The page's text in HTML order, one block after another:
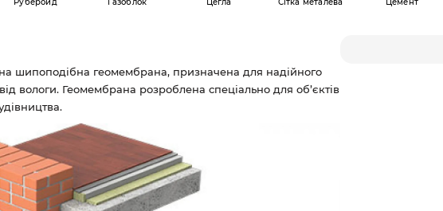
Руберойд Газоблок Цегла Сітка металева Цемент
шипоподібна геомембрана, призначена для надійного
вологи. Геомембрана розроблена спеціально для об’єктів